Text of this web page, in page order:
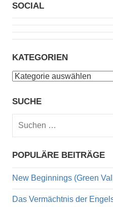
SOCIAL
KATEGORIEN
Kategorien
SUCHE
Suchen
POPULÄRE BEITRÄGE
New Beginnings (Green
Das Vermächtnis der